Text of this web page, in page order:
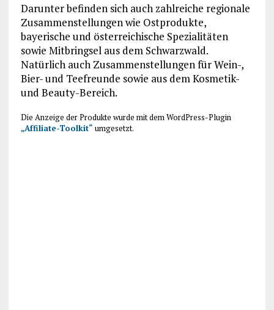
Darunter befinden sich auch zahlreiche regionale
Zusammenstellungen wie Ostprodukte,
bayerische und österreichische Spezialitäten
sowie Mitbringsel aus dem Schwarzwald.
Natürlich auch Zusammenstellungen für Wein-,
Bier- und Teefreunde sowie aus dem Kosmetik-
und Beauty-Bereich.
Die Anzeige der Produkte wurde mit dem WordPress-Plugin
„Affiliate-Toolkit“ umgesetzt.